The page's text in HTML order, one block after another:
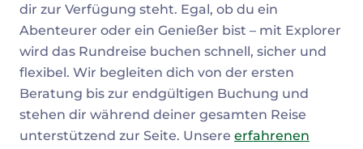
dir zur Verfügung steht. Egal, ob du ein
Abenteurer oder ein Genießer bist – mit Explorer
wird das Rundreise buchen schnell, sicher und
flexibel. Wir begleiten dich von der ersten
Beratung bis zur endgültigen Buchung und
stehen dir während deiner gesamten Reise
unterstützend zur Seite. Unsere erfahrenen